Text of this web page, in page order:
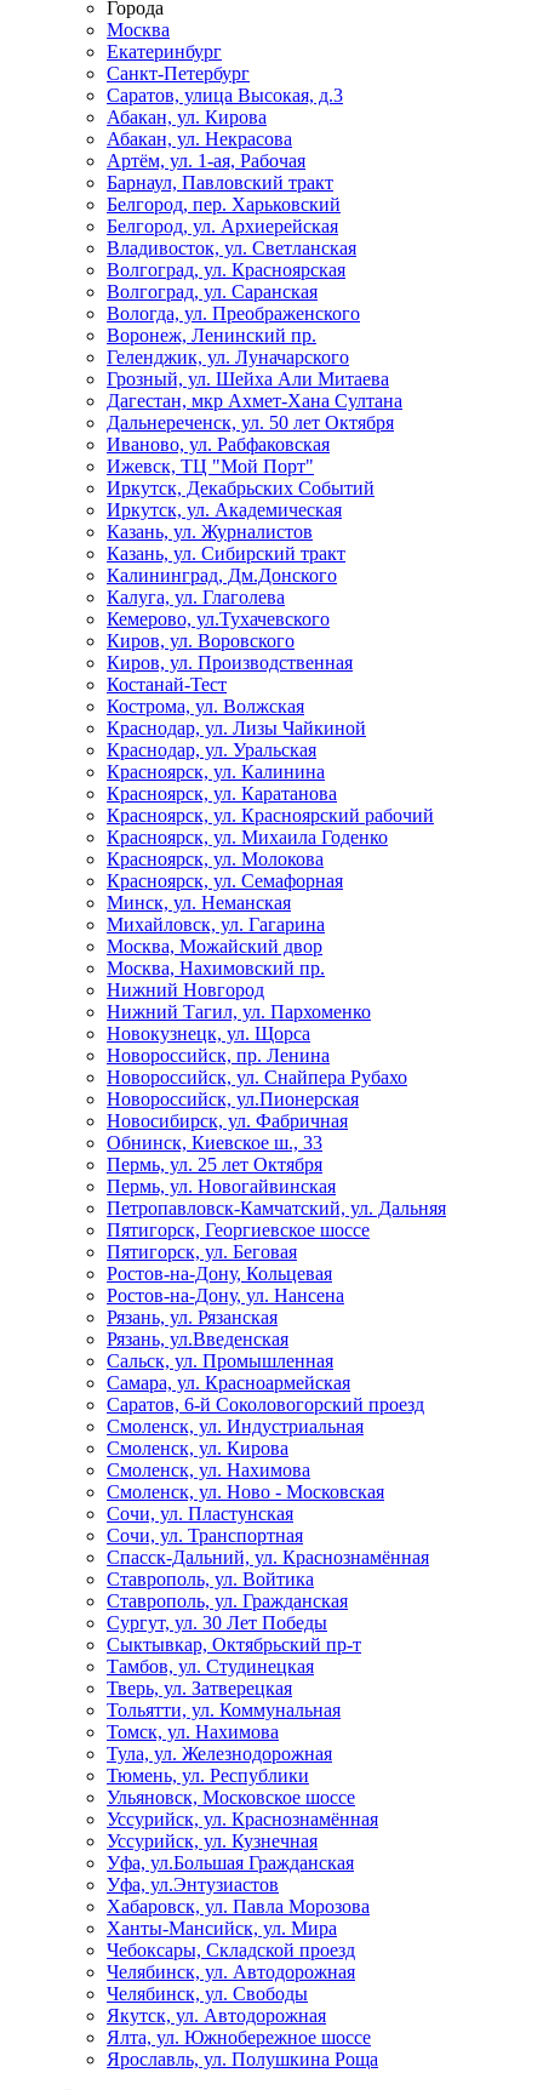
Города
Москва
Екатеринбург
Санкт-Петербург
Саратов, улица Высокая, д.3
Абакан, ул. Кирова
Абакан, ул. Некрасова
Артём, ул. 1-ая, Рабочая
Барнаул, Павловский тракт
Белгород, пер. Харьковский
Белгород, ул. Архиерейская
Владивосток, ул. Светланская
Волгоград, ул. Красноярская
Волгоград, ул. Саранская
Вологда, ул. Преображенского
Воронеж, Ленинский пр.
Геленджик, ул. Луначарского
Грозный, ул. Шейха Али Митаева
Дагестан, мкр Ахмет-Хана Султана
Дальнереченск, ул. 50 лет Октября
Иваново, ул. Рабфаковская
Ижевск, ТЦ "Мой Порт"
Иркутск, Декабрьских Событий
Иркутск, ул. Академическая
Казань, ул. Журналистов
Казань, ул. Сибирский тракт
Калининград, Дм.Донского
Калуга, ул. Глаголева
Кемерово, ул.Тухачевского
Киров, ул. Воровского
Киров, ул. Производственная
Костанай-Тест
Кострома, ул. Волжская
Краснодар, ул. Лизы Чайкиной
Краснодар, ул. Уральская
Красноярск, ул. Калинина
Красноярск, ул. Каратанова
Красноярск, ул. Красноярский рабочий
Красноярск, ул. Михаила Годенко
Красноярск, ул. Молокова
Красноярск, ул. Семафорная
Минск, ул. Неманская
Михайловск, ул. Гагарина
Москва, Можайский двор
Москва, Нахимовский пр.
Нижний Новгород
Нижний Тагил, ул. Пархоменко
Новокузнецк, ул. Щорса
Новороссийск, пр. Ленина
Новороссийск, ул. Снайпера Рубахо
Новороссийск, ул.Пионерская
Новосибирск, ул. Фабричная
Обнинск, Киевское ш., 33
Пермь, ул. 25 лет Октября
Пермь, ул. Новогайвинская
Петропавловск-Камчатский, ул. Дальняя
Пятигорск, Георгиевское шоссе
Пятигорск, ул. Беговая
Ростов-на-Дону, Кольцевая
Ростов-на-Дону, ул. Нансена
Рязань, ул. Рязанская
Рязань, ул.Введенская
Сальск, ул. Промышленная
Самара, ул. Красноармейская
Саратов, 6-й Соколовогорский проезд
Смоленск, ул. Индустриальная
Смоленск, ул. Кирова
Смоленск, ул. Нахимова
Смоленск, ул. Ново - Московская
Сочи, ул. Пластунская
Сочи, ул. Транспортная
Спасск-Дальний, ул. Краснознамённая
Ставрополь, ул. Войтика
Ставрополь, ул. Гражданская
Сургут, ул. 30 Лет Победы
Сыктывкар, Октябрьский пр-т
Тамбов, ул. Студинецкая
Тверь, ул. Затверецкая
Тольятти, ул. Коммунальная
Томск, ул. Нахимова
Тула, ул. Железнодорожная
Тюмень, ул. Республики
Ульяновск, Московское шоссе
Уссурийск, ул. Краснознамённая
Уссурийск, ул. Кузнечная
Уфа, ул.Большая Гражданская
Уфа, ул.Энтузиастов
Хабаровск, ул. Павла Морозова
Ханты-Мансийск, ул. Мира
Чебоксары, Складской проезд
Челябинск, ул. Автодорожная
Челябинск, ул. Свободы
Якутск, ул. Автодорожная
Ялта, ул. Южнобережное шоссе
Ярославль, ул. Полушкина Роща